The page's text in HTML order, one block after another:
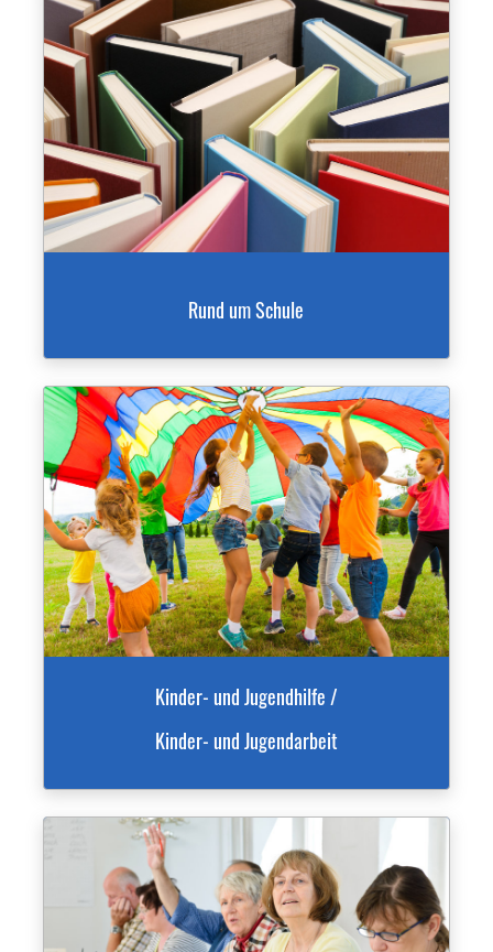
Rund um Schule
Kinder- und Jugendhilfe /
Kinder- und Jugendarbeit